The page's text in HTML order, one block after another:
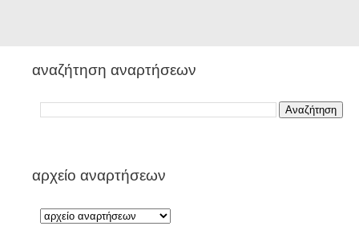
αναζήτηση αναρτήσεων
αρχείο αναρτήσεων